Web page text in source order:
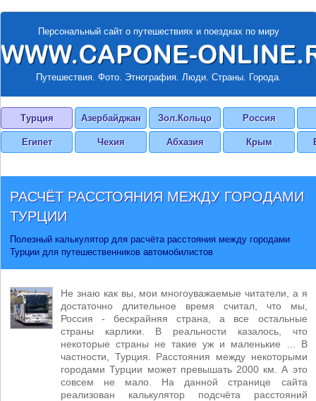
Персональный сайт о путешествиях и поездках по миру
Путешествия. Фото. Этнография. Люди. Страны. Города.
Турция Азербайджан Зол.Кольцо Россия
Египет Чехия Абхазия Крым
РАСЧЁТ РАССТОЯНИЯ МЕЖДУ ГОРОДАМИ
ТУРЦИИ
Полезный калькулятор для расчёта расстояния между городами
Турции для путешественников автомобилистов
Не знаю как вы, мои многоуважаемые читатели, а я
достаточно длительное время считал, что мы,
Россия - бескрайняя страна, а все остальные
страны карлики. В реальности казалось, что
некоторые страны не такие уж и маленькие ... В
частности, Турция. Расстояния между некоторыми
городами Турции может превышать 2000 км. А это
совсем не мало. На данной странице сайта
реализован калькулятор подсчёта расстояний